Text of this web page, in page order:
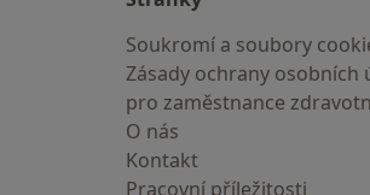
Soukromí a soubory
Zásady ochrany osobních
pro zaměstnance
O nás
Kontakt
Pracovní příležitosti